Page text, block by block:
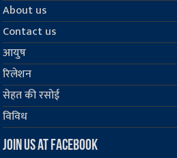
About us
Contact us
आयुष
रिलेशन
सेहत की रसोई
विविध
Join us at Facebook